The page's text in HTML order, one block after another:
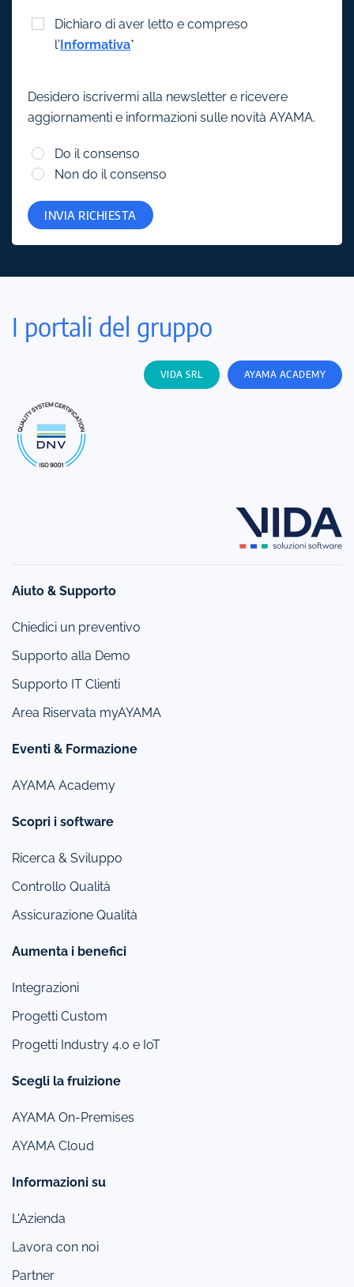
Dichiaro di aver letto e compreso
l'Informativa*
Desidero iscrivermi alla newsletter e ricevere
aggiornamenti e informazioni sulle novità AYAMA.
Do il consenso
Non do il consenso
INVIA RICHIESTA
I portali del gruppo
VIDA SRL AYAMA ACADEMY
Aiuto & Supporto
Chiedici un preventivo
Supporto alla Demo
Supporto IT Clienti
Area Riservata myAYAMA
Eventi & Formazione
AYAMA Academy
Scopri i software
Ricerca & Sviluppo
Controllo Qualità
Assicurazione Qualità
Aumenta i benefici
Integrazioni
Progetti Custom
Progetti Industry 4.0 e IoT
Scegli la fruizione
AYAMA On-Premises
AYAMA Cloud
Informazioni su
L'Azienda
Lavora con noi
Partner